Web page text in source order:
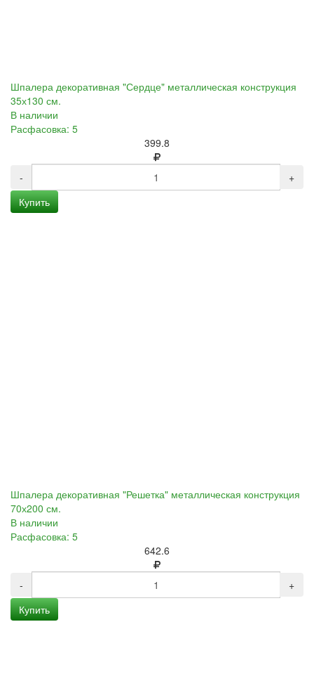
Шпалера декоративная "Сердце" металлическая конструкция
35х130 см.
В наличии
Расфасовка: 5
399.8
-
+
Купить
Шпалера декоративная "Решетка" металлическая конструкция
70х200 см.
В наличии
Расфасовка: 5
642.6
-
+
Купить